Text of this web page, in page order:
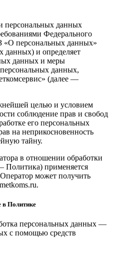
персональных данных
Федерального
«О персональных данных»
данных) и определяет
данных и меры
данных,
(далее —
целью и условием
соблюдение прав и свобод
его персональных
на неприкосновенность
тайну.
в отношении обработки
Политика) применяется
может получить
в Политике
персональных данных —
с помощью средств